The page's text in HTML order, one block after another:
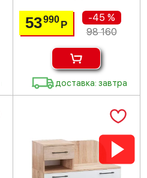
53990 Р
-45 %
98 160
доставка: завтра